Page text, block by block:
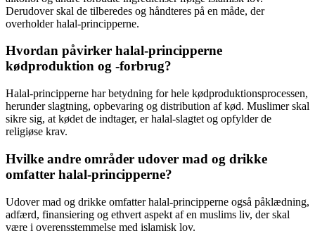
Derudover skal de tilberedes og håndteres på en måde, der
overholder halal-principperne.
Hvordan påvirker halal-principperne
kødproduktion og -forbrug?
Halal-principperne har betydning for hele kødproduktionsprocessen,
herunder slagtning, opbevaring og distribution af kød. Muslimer skal
sikre sig, at kødet de indtager, er halal-slagtet og opfylder de
religiøse krav.
Hvilke andre områder udover mad og drikke
omfatter halal-principperne?
Udover mad og drikke omfatter halal-principperne også påklædning,
adfærd, finansiering og ethvert aspekt af en muslims liv, der skal
være i overensstemmelse med islamisk lov.